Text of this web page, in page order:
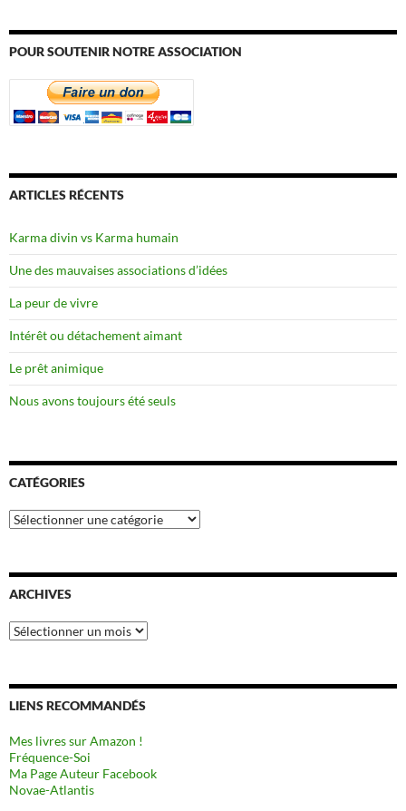
POUR SOUTENIR NOTRE ASSOCIATION
ARTICLES RÉCENTS
Karma divin vs Karma humain
Une des mauvaises associations d’idées
La peur de vivre
Intérêt ou détachement aimant
Le prêt animique
Nous avons toujours été seuls
CATÉGORIES
Catégories
ARCHIVES
Archives
LIENS RECOMMANDÉS
Mes livres sur Amazon !
Fréquence-Soi
Ma Page Auteur Facebook
Novae-Atlantis